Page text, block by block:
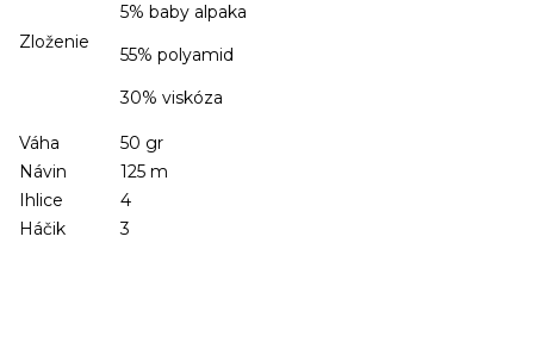
Zloženie
5% baby alpaka
55% polyamid
30% viskóza
Váha
50 gr
Návin
125 m
Ihlice
4
Háčik
3